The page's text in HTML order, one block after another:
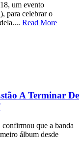
um evento
para celebrar o
Read More
A Terminar De
que a banda
álbum desde